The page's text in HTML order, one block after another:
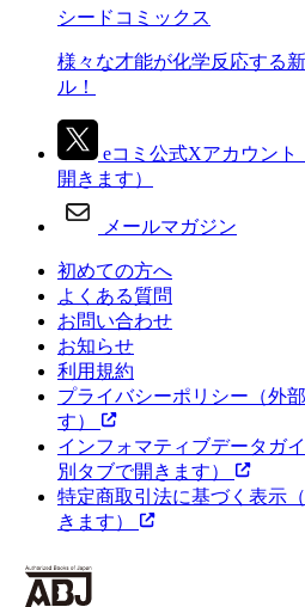
シードコミックス
様々な才能が化学反応する
ル！
eコミ公式Xアカウント
開きます）
メールマガジン
初めての方へ
よくある質問
お問い合わせ
お知らせ
利用規約
プライバシーポリシー （外
す）
インフォマティブデータガ
別タブで開きます）
特定商取引法に基づく表示
きます）